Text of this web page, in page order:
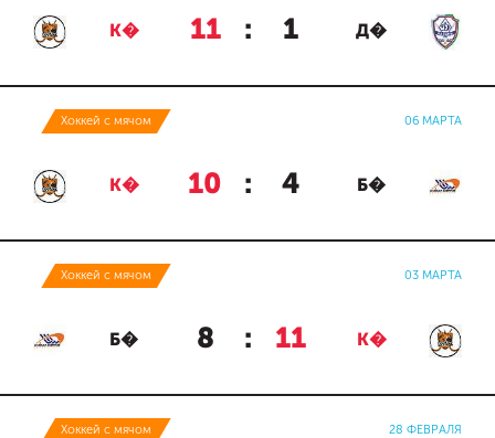
К� 11 : 1 Д�
Хоккей с мячом 06 МАРТА
К� 10 : 4 Б�
Хоккей с мячом 03 МАРТА
Б� 8 : 11 К�
Хоккей с мячом 28 ФЕВРАЛЯ